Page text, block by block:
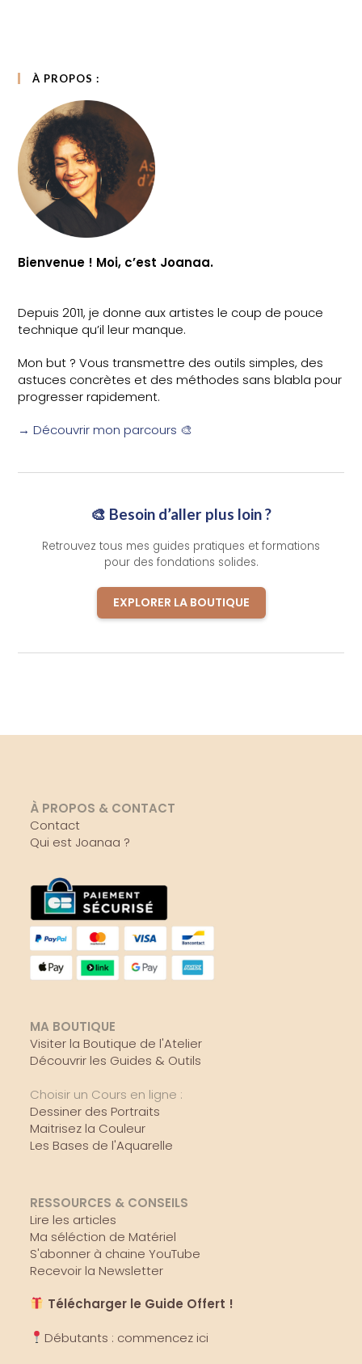
À PROPOS :
Bienvenue ! Moi, c’est Joanaa.
Depuis 2011, je donne aux artistes le coup de pouce
technique qu’il leur manque.
Mon but ? Vous transmettre des outils simples, des
astuces concrètes et des méthodes sans blabla pour
progresser rapidement.
→ Découvrir mon parcours 🎨
🎨 Besoin d’aller plus loin ?
Retrouvez tous mes guides pratiques et formations
pour des fondations solides.
EXPLORER LA BOUTIQUE
À PROPOS & CONTACT
Contact
Qui est Joanaa ?
MA BOUTIQUE
Visiter la Boutique de l'Atelier
Découvrir les Guides & Outils
Choisir un Cours en ligne :
Dessiner des Portraits
Maitrisez la Couleur
Les Bases de l'Aquarelle
RESSOURCES & CONSEILS
Lire les articles
Ma séléction de Matériel
S'abonner à chaine YouTube
Recevoir la Newsletter
Télécharger le Guide Offert !
Débutants : commencez ici